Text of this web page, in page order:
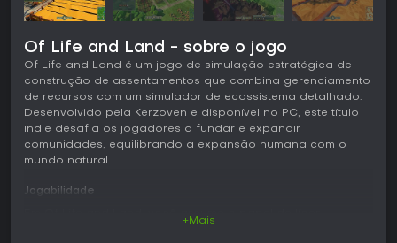
Of Life and Land - sobre o jogo
Of Life and Land é um jogo de simulação estratégica de
construção de assentamentos que combina gerenciamento
de recursos com um simulador de ecossistema detalhado.
Desenvolvido pela Kerzoven e disponível no PC, este título
indie desafia os jogadores a fundar e expandir
comunidades, equilibrando a expansão humana com o
mundo natural.
Jogabilidade
+Mais